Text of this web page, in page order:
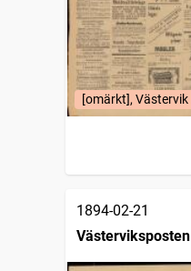
[omärkt], Västervik
1894-02-21
Västerviksposten